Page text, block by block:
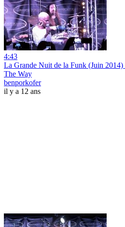
4:43
La Grande Nuit de la Funk (Juin
The Way
benporkofer
il y a 12 ans